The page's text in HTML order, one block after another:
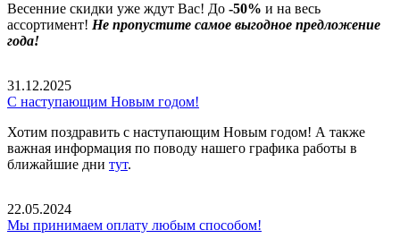
Весенние скидки уже ждут Вас! До -50% и на весь
ассортимент! Не пропустите самое выгодное предложение
года!
31.12.2025
С наступающим Новым годом!
Хотим поздравить с наступающим Новым годом! А также
важная информация по поводу нашего графика работы в
ближайшие дни тут.
22.05.2024
Мы принимаем оплату любым способом!